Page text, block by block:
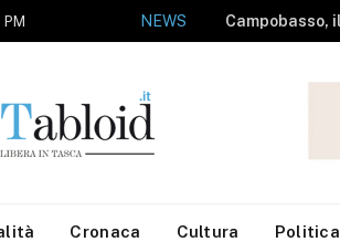
NEWS
Cronaca Cultura Politica